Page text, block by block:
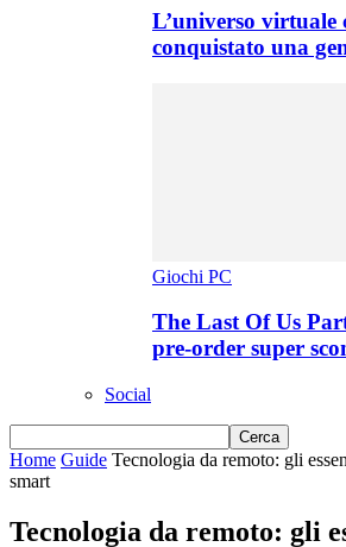
L’universo virtuale
conquistato una
Giochi PC
The Last Of Us
pre-order super
Social
Home Guide Tecnologia da remoto: gli
smart
Tecnologia da remoto: gli